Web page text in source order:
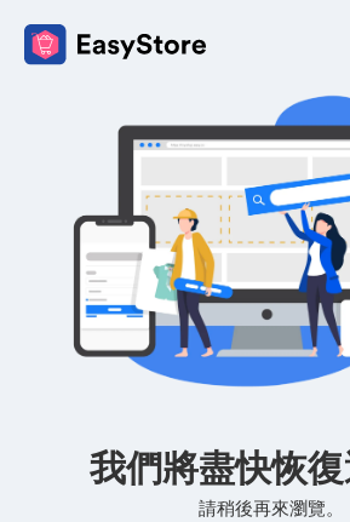
我們將盡快恢復
請稍後再來瀏覽。